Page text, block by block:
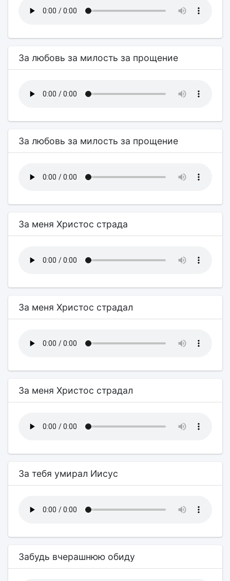
За любовь за милость за прощение
За любовь за милость за прощение
За меня Христос страда
За меня Христос страдал
За меня Христос страдал
За тебя умирал Иисус
Забудь вчерашнюю обиду